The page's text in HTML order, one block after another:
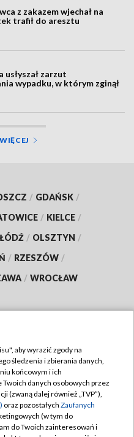
z zakazem wjechał na
trafił do aresztu
usłyszał zarzut
wypadku, w którym zginął
/ GDAŃSK /
/ KIELCE /
ŁÓDŹ / OLSZTYN /
/ RZESZÓW /
/ WROCŁAW
TVP
aby wyrazić zgody na
śledzenia i zbierania danych,
końcowym i ich
danych osobowych przez
(zwaną dalej również „TVP”),
oraz pozostałych Zaufanych
(w tym do
do Twoich zainteresowań i